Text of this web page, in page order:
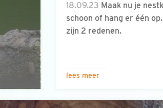
18.09.23 Maak nu je
schoon of hang er één
zijn 2 redenen.
lees meer